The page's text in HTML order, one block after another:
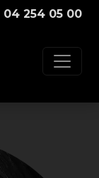
04 254 05 00